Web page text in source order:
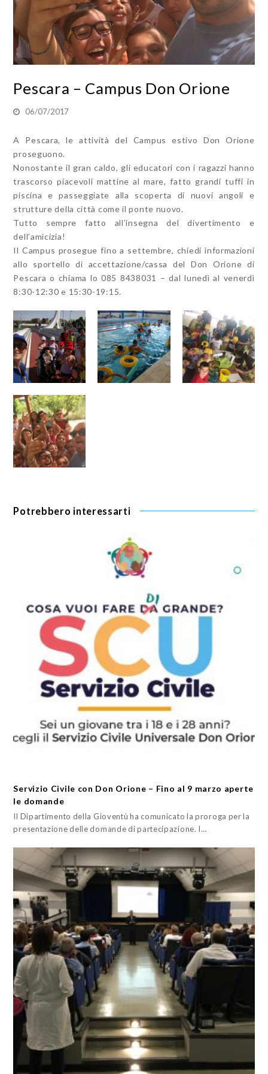
Pescara – Campus Don Orione
06/07/2017
A Pescara, le attività del Campus estivo Don Orione
proseguono.
Nonostante il gran caldo, gli educatori con i ragazzi hanno
trascorso piacevoli mattine al mare, fatto grandi tuffi in
piscina e passeggiate alla scoperta di nuovi angoli e
strutture della città come il ponte nuovo.
Tutto sempre fatto all’insegna del divertimento e
dell’amicizia!
Il Campus prosegue fino a settembre, chiedi informazioni
allo sportello di accettazione/cassa del Don Orione di
Pescara o chiama lo 085 8438031 – dal lunedì al venerdì
8:30-12:30 e 15:30-19:15.
Potrebbero interessarti
Servizio Civile con Don Orione – Fino al 9 marzo aperte
le domande
Il Dipartimento della Gioventù ha comunicato la proroga per la
presentazione delle domande di partecipazione. I…